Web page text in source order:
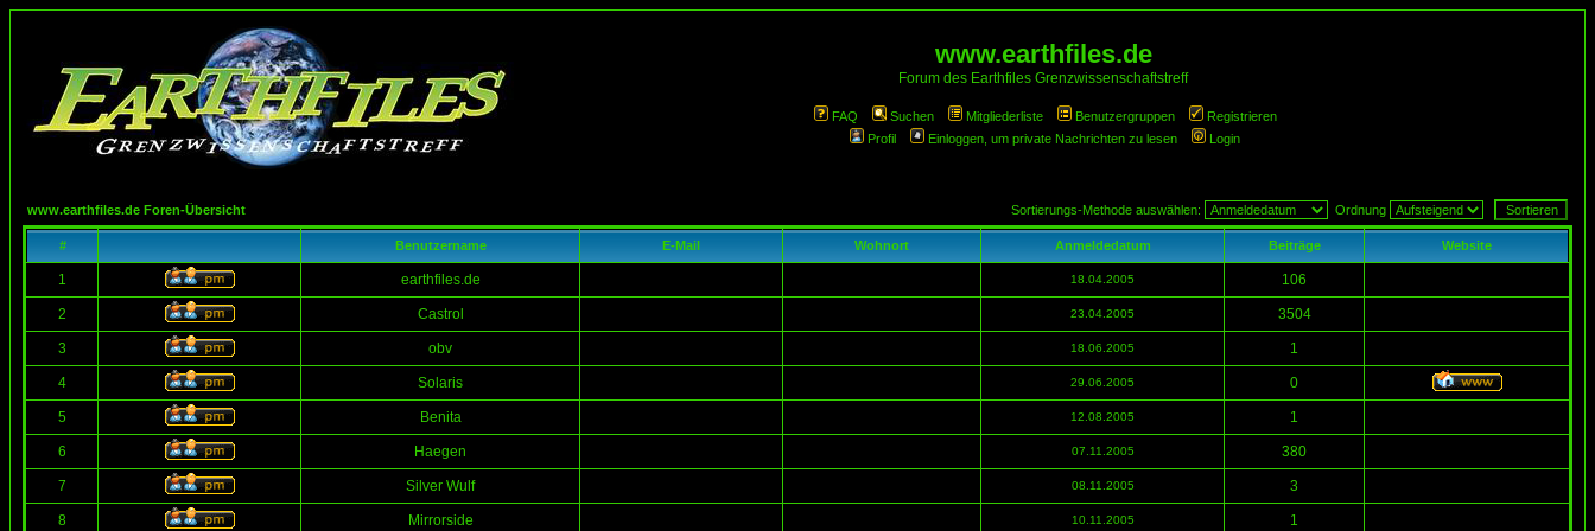
www.earthfiles.de
Forum des Earthfiles Grenzwissenschaftstreff
FAQ Suchen Mitgliederliste Benutzergruppen
Registrieren
Profil
Einloggen, um private Nachrichten zu lesen Login
www.earthfiles.de Foren-Übersicht Sortierungs-Methode auswählen: Ordnung
# Benutzername E-Mail Wohnort Anmeldedatum Beiträge Website
1 earthfiles.de 18.04.2005 106
2 Castrol 23.04.2005 3504
3 obv 18.06.2005 1
4 Solaris 29.06.2005 0
5 Benita 12.08.2005 1
6 Haegen 07.11.2005 380
7 Silver Wulf 08.11.2005 3
8 Mirrorside 10.11.2005 1